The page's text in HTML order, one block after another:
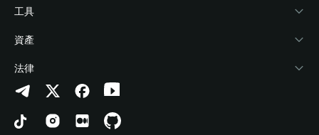
加密資訊
幫助中心
‌聯繫我們
品牌資源
工作機會
Payfi Crypto
Crypto Swap API
Altcoin Season Index
Prediction Markets
DApp
連接錢包
Bitget Wallet Pay
合作上架
風險保障基金
安全防護技術
工具
快捷買幣
授權檢測
合約檢測
批次轉帳
資產
Arbitrum
Avalanche
Bitcoin
法律
隱私協議
用戶使用協議